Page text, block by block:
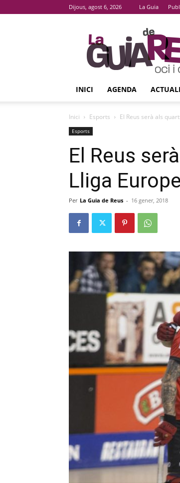
Dijous, agost 6, 2026 La Guia
La
Guia
De
Reus
INICI AGENDA
Inici Esports El Reus serà als
Esports
El Reus
Lliga
Per La Guia de Reus - 16 gener, 2018